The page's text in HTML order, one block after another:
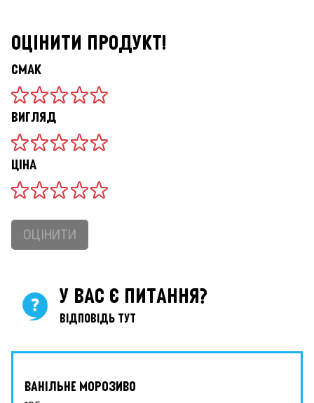
ОЦІНИТИ ПРОДУКТ!
СМАК
ВИГЛЯД
ЦІНА
ОЦІНИТИ
У ВАС Є ПИТАННЯ?
ВІДПОВІДЬ ТУТ
ВАНІЛЬНЕ МОРОЗИВО